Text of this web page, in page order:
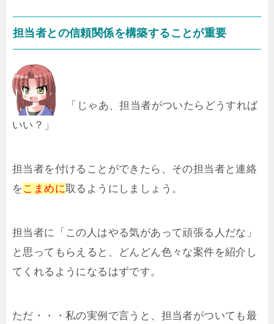
担当者との信頼関係を構築することが重要
「じゃあ、担当者がついたらどうすれば
いい？」
担当者を付けることができたら、その担当者と連絡
をこまめに取るようにしましょう。
担当者に「この人はやる気があって頑張る人だな」
と思ってもらえると、どんどん色々な案件を紹介し
てくれるようになるはずです。
ただ・・・私の実例で言うと、担当者がついても最